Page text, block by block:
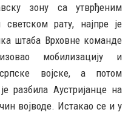
зону са утврђеним
рату, најпре је
штаба Врховне команде
мобилизацију и
војске, а потом
разбила Аустријанце на
војводе. Истакао се и у